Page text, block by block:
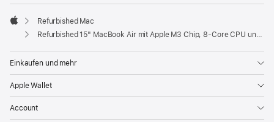
neues
Apple
Refurbished Mac
Refurbished 15" MacBook Air mit Apple M3 Chip, 8‑Core CPU und 10‑Core GPU - Silber
Einkaufen und mehr
Apple Wallet
Account